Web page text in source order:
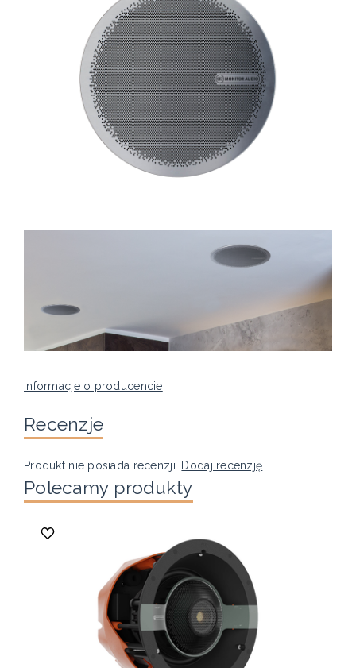
Informacje o producencie
Recenzje
Produkt nie posiada recenzji. Dodaj recenzję
Polecamy produkty